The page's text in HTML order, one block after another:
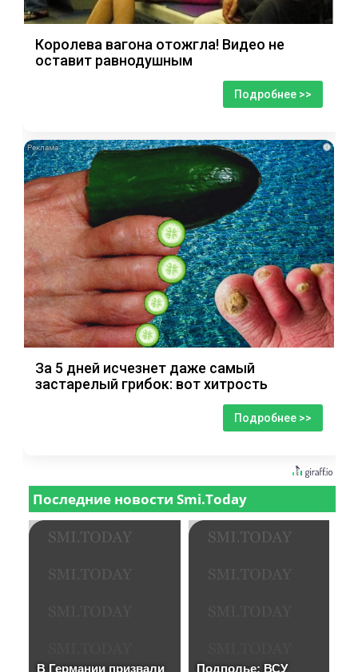
Королева вагона отожгла! Видео не
оставит равнодушным
Подробнее >>
i
За 5 дней исчезнет даже самый
застарелый грибок: вот хитрость
Подробнее >>